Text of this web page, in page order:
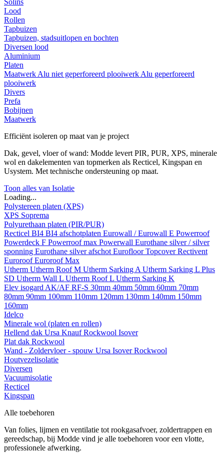
Solins
Lood
Rollen
Tapbuizen
Tapbuizen, stadsuitlopen en bochten
Diversen lood
Aluminium
Platen
Maatwerk Alu niet geperforeerd plooiwerk Alu geperforeerd
plooiwerk
Divers
Prefa
Bobijnen
Maatwerk
Efficiënt isoleren op maat van je project
Dak, gevel, vloer of wand: Modde levert PIR, PUR, XPS, minerale
wol en dakelementen van topmerken als Recticel, Kingspan en
Usystem. Met technische ondersteuning op maat.
Toon alles van Isolatie
Loading...
Polystereen platen (XPS)
XPS Soprema
Polyurethaan platen (PIR/PUR)
Recticel BI4 BI4 afschotplaten Eurowall / Eurowall E Powerroof
Powerdeck F Powerroof max Powerwall Eurothane silver / silver
sponning Eurothane silver afschot EurofloorTopcoverRectivent
EuroroofEuroroof Max
Utherm Utherm Roof M Utherm Sarking A Utherm Sarking L Plus
SD Utherm Wall L Utherm Roof L Utherm Sarking K
Elev isogard AK/AF RF-S 30mm 40mm 50mm 60mm 70mm
80mm 90mm 100mm 110mm 120mm 130mm 140mm 150mm
160mm
Idelco
Minerale wol (platen en rollen)
Hellend dak Ursa KnaufRockwool Isover
Plat dak Rockwool
Wand - Zoldervloer - spouw Ursa IsoverRockwool
Houtvezelisolatie
Diversen
Vacuumisolatie
Recticel
Kingspan
Alle toebehoren
Van folies, lijmen en ventilatie tot rookgasafvoer, zoldertrappen en
gereedschap, bij Modde vind je alle toebehoren voor een vlotte,
professionele afwerking.